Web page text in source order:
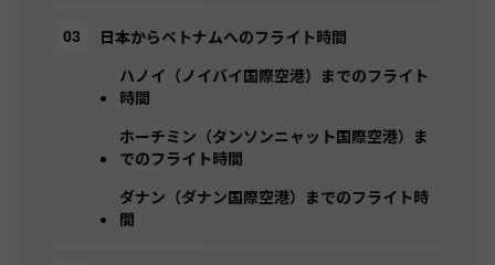
日本からベトナムへのフライト時間
ハノイ（ノイバイ国際空港）までのフライト
時間
ホーチミン（タンソンニャット国際空港）ま
でのフライト時間
ダナン（ダナン国際空港）までのフライト時
間